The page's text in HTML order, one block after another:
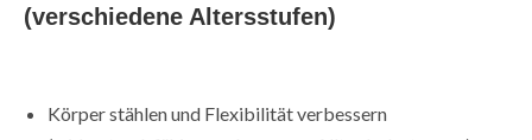
(verschiedene Altersstufen)
Körper stählen und Flexibilität verbessern